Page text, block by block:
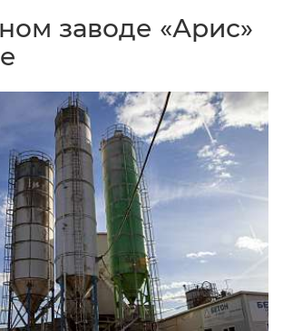
заводе «Арис»